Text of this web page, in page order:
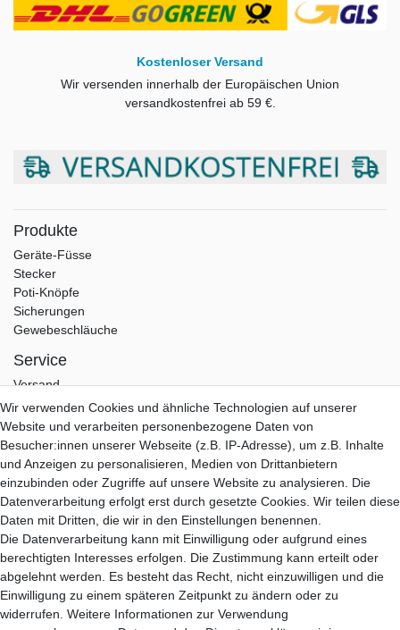
Kostenloser Versand
Wir versenden innerhalb der Europäischen Union
versandkostenfrei ab59 €.
Produkte
Geräte-Füsse
Stecker
Poti-Knöpfe
Sicherungen
Gewebeschläuche
Service
Versand
Zahlung
Garantie
Kontakt
Hifi Lab
Über Uns
Mein Konto
Anmelden
Registrieren
B2B Partner
B2B Programm
B2B Anfrage
Wir verwenden Cookies und ähnliche Technologien auf unserer
Website und verarbeiten personenbezogene Daten von
Besucher:innen unserer Webseite (z.B. IP-Adresse), um z.B. Inhalte
und Anzeigen zu personalisieren, Medien von Drittanbietern
einzubinden oder Zugriffe auf unsere Website zu analysieren. Die
Datenverarbeitung erfolgt erst durch gesetzte Cookies. Wir teilen diese
Daten mit Dritten, die wir in den Einstellungen benennen.
Die Datenverarbeitung kann mit Einwilligung oder aufgrund eines
berechtigten Interesses erfolgen. Die Zustimmung kann erteilt oder
abgelehnt werden. Es besteht das Recht, nicht einzuwilligen und die
Einwilligung zu einem späteren Zeitpunkt zu ändern oder zu
widerrufen. Weitere Informationen zur Verwendung